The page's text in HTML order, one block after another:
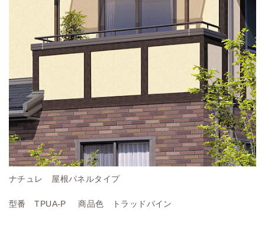
ナチュレ 屋根パネルタイプ
型番 TPUA-P 商品色 トラッドパイン